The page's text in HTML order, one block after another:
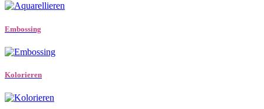
Embossing
Kolorieren